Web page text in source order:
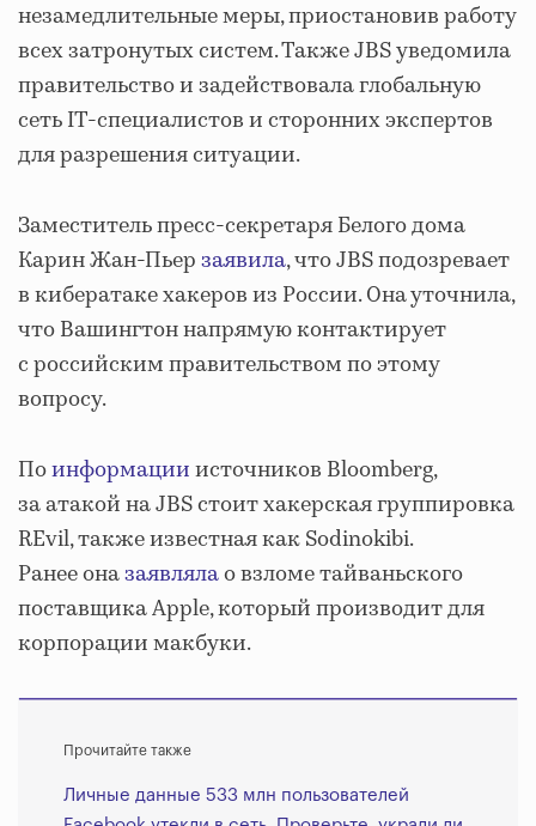
незамедлительные меры, приостановив работу
всех затронутых систем. Также JBS уведомила
правительство и задействовала глобальную
сеть IT-специалистов и сторонних экспертов
для разрешения ситуации.
Заместитель пресс-секретаря Белого дома
Карин Жан-Пьерзаявила, что JBS подозревает
в кибератаке хакеров из России. Она уточнила,
что Вашингтон напрямую контактирует
с российским правительством по этому
вопросу.
Поинформацииисточников Bloomberg,
за атакой на JBS стоит хакерская группировка
REvil, также известная как Sodinokibi.
Ранее оназаявлялао взломе тайваньского
поставщика Apple, который производит для
корпорации макбуки.
Прочитайте также
Личные данные 533 млн пользователей